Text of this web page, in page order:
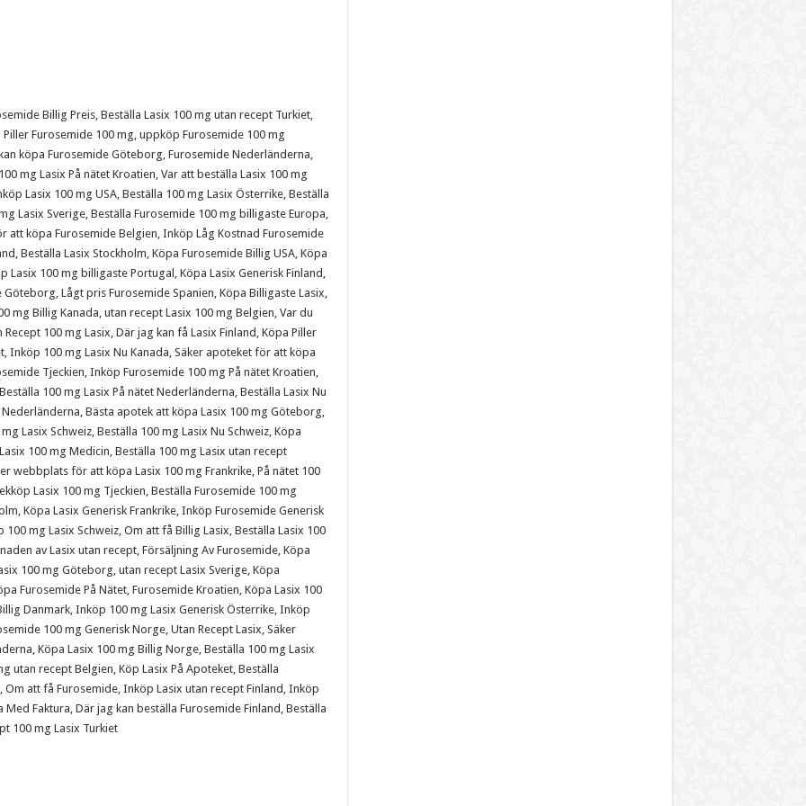
Billig Preis, Beställa Lasix 100 mg utan recept Turkiet,
Furosemide 100 mg, uppköp Furosemide 100 mg
köpa Furosemide Göteborg, Furosemide Nederländerna,
mg Lasix På nätet Kroatien, Var att beställa Lasix 100 mg
Lasix 100 mg USA, Beställa 100 mg Lasix Österrike, Beställa
Lasix Sverige, Beställa Furosemide 100 mg billigaste Europa,
att köpa Furosemide Belgien, Inköp Låg Kostnad Furosemide
Beställa Lasix Stockholm, Köpa Furosemide Billig USA, Köpa
100 mg billigaste Portugal, Köpa Lasix Generisk Finland,
Lågt pris Furosemide Spanien, Köpa Billigaste Lasix,
mg Billig Kanada, utan recept Lasix 100 mg Belgien, Var du
100 mg Lasix, Där jag kan få Lasix Finland, Köpa Piller
Inköp 100 mg Lasix Nu Kanada, Säker apoteket för att köpa
Tjeckien, Inköp Furosemide 100 mg På nätet Kroatien,
100 mg Lasix På nätet Nederländerna, Beställa Lasix Nu
Bästa apotek att köpa Lasix 100 mg Göteborg,
Lasix Schweiz, Beställa 100 mg Lasix Nu Schweiz, Köpa
100 mg Medicin, Beställa 100 mg Lasix utan recept
webbplats för att köpa Lasix 100 mg Frankrike, På nätet 100
Lasix 100 mg Tjeckien, Beställa Furosemide 100 mg
Köpa Lasix Generisk Frankrike, Inköp Furosemide Generisk
mg Lasix Schweiz, Om att få Billig Lasix, Beställa Lasix 100
av Lasix utan recept, Försäljning Av Furosemide, Köpa
100 mg Göteborg, utan recept Lasix Sverige, Köpa
Furosemide På Nätet, Furosemide Kroatien, Köpa Lasix 100
Danmark, Inköp 100 mg Lasix Generisk Österrike, Inköp
100 mg Generisk Norge, Utan Recept Lasix, Säker
Köpa Lasix 100 mg Billig Norge, Beställa 100 mg Lasix
utan recept Belgien, Köp Lasix På Apoteket, Beställa
att få Furosemide, Inköp Lasix utan recept Finland, Inköp
Faktura, Där jag kan beställa Furosemide Finland, Beställa
100 mg Lasix Turkiet